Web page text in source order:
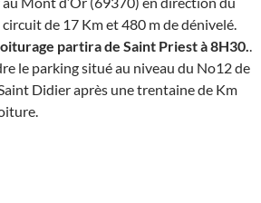
de 17 Km et 480 m de dénivelé.
partira de Saint Priest à 8H30.
le parking situé au niveau du No12 de
Didier après une trentaine de Km